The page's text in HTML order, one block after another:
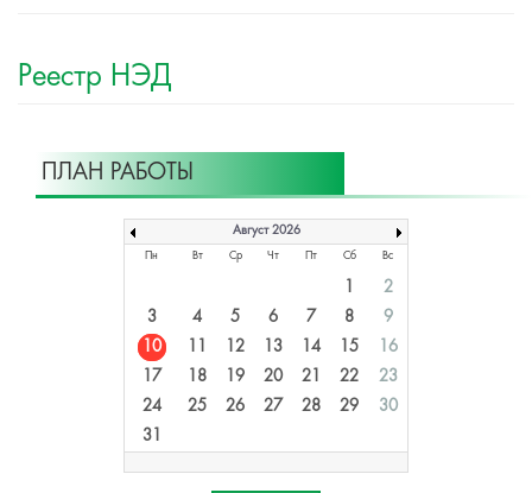
Реестр НЭД
ПЛАН РАБОТЫ
Август 2026
Пн Вт Ср Чт Пт Сб Вс
1
2
3
4 5 6 7 8
9
10
11 12 13 14 15
16
17
18 19 20 21 22
23
24
25 26 27 28 29
30
31